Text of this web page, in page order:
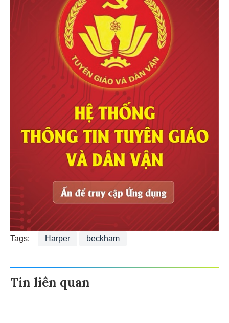
Tags: Harper beckham
Tin liên quan